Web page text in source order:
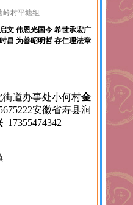
岭村平塘组
文 伟恩光国令 希世承宏广
昌 为善昭明哲 存仁理法章
道办事处小何村金
安徽省寿县涧
17355474342